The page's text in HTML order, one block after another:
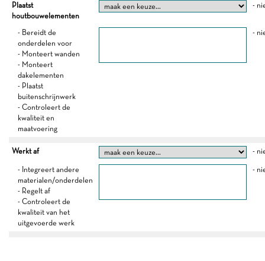
Plaatst
houtbouwelementen
-
- Bereidt de
onderdelen voor
- Monteert wanden
- Monteert
dakelementen
- Plaatst
buitenschrijnwerk
- Controleert de
kwaliteit en
maatvoering
-
Werkt af -
- Integreert andere
materialen/onderdelen
- Regelt af
- Controleert de
kwaliteit van het
uitgevoerde werk
-